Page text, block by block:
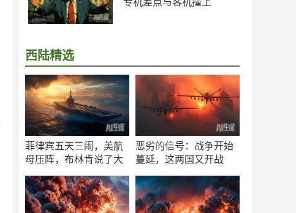
专机差点与客机撞上
西陆精选
菲律宾五天三闹，美航
母压阵，布林肯说了大
恶劣的信号：战争开始
蔓延，这两国又开战